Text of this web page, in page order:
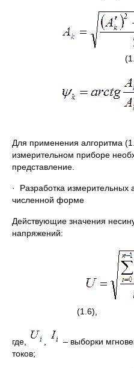
Для применения алгоритма
измерительном приборе
представление.
· Разработка
численной форме
Действующие значения
напряжений:
(1.6),
где,
– выборки
токов;